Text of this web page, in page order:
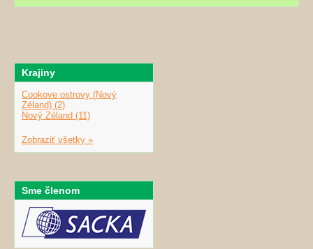
Krajiny
Cookove ostrovy (Nový
Zéland) (2)
Nový Zéland (11)
Zobraziť všetky »
Sme členom